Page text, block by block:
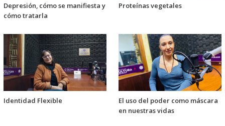
Depresión, cómo se manifiesta y
cómo tratarla
Proteínas vegetales
Identidad Flexible
El uso del poder como máscara
en nuestras vidas